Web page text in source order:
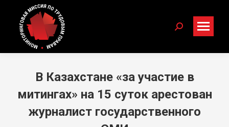
Search:
В Казахстане «за участие в
митингах» на 15 суток арестован
журналист государственного